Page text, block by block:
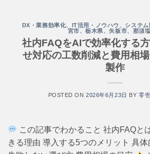
DX・業務効率化、 IT活用・ノウハウ 、 システム
宮市、栃木県、矢板市、 那須
社内FAQをAIで効率化する
せ対応の工数削減と費用相
製作
POSTED ON2026年6月23日 BY 零
この記事でわかること 社内FAQと
きる理由 導入する5つのメリット 具